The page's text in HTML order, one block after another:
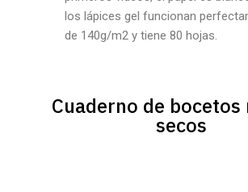
los lápices gel funcionan
de 140g/m2 y tiene 80 hojas.
Cuaderno de bocetos
secos